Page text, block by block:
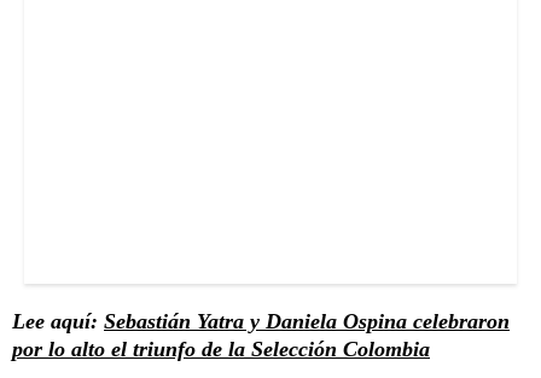
Lee aquí: Sebastián Yatra y Daniela Ospina celebraron
por lo alto el triunfo de la Selección Colombia